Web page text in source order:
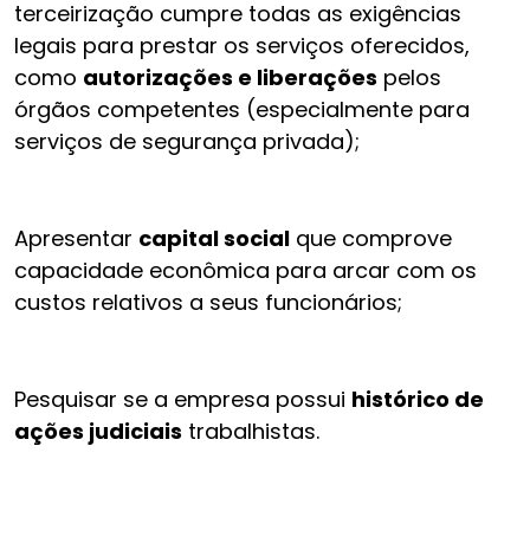
terceirização cumpre todas as exigências
legais para prestar os serviços oferecidos,
como autorizações e liberações pelos
órgãos competentes (especialmente para
serviços de segurança privada);
Apresentar capital social que comprove
capacidade econômica para arcar com os
custos relativos a seus funcionários;
Pesquisar se a empresa possui histórico de
ações judiciais trabalhistas.